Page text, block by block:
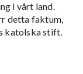
i vårt land.
detta faktum,
katolska stift.